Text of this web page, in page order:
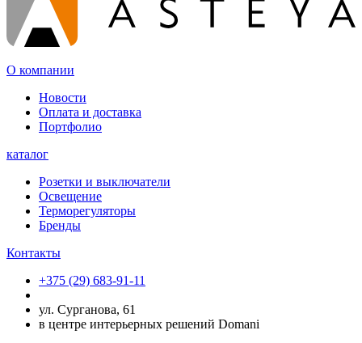
О компании
Новости
Оплата и доставка
Портфолио
каталог
Розетки и выключатели
Освещение
Терморегуляторы
Бренды
Контакты
+375 (29) 683-91-11
ул. Сурганова, 61
в центре интерьерных решений Domani